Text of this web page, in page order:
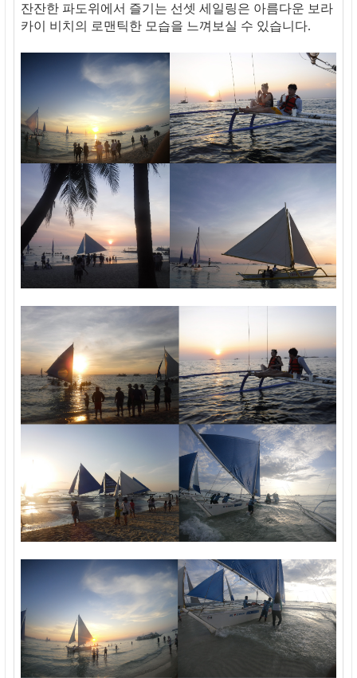
잔잔한 파도위에서 즐기는 선셋 세일링은 아름다운 보라
카이 비치의 로맨틱한 모습을 느껴보실 수 있습니다.